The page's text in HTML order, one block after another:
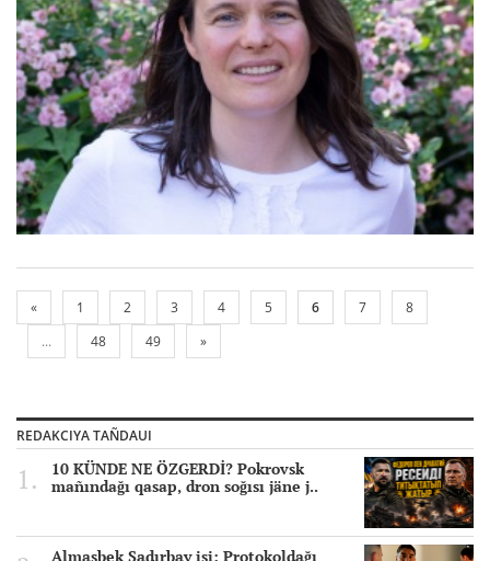
« 1 2 3 4 5 6 7
8
...
48 49 »
REDAKCIYA TAÑDAUI
10 KÜNDE NE ÖZGERDİ? Pokrovsk
mañındağı qasap, dron soğısı jäne j..
Almasbek Sadırbay isi: Protokoldağı